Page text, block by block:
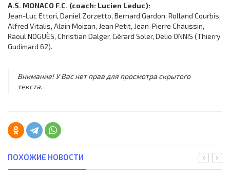
A.S. MONACO F.C. (coach: Lucien Leduc):
Jean-Luc Ettori, Daniel Zorzetto, Bernard Gardon, Rolland Courbis,
Alfred Vitalis, Alain Moizan, Jean Petit, Jean-Pierre Chaussin,
Raoul NOGUÈS, Christian Dalger, Gérard Soler, Delio ONNIS (Thierry
Gudimard 62).
Внимание! У Вас нет прав для просмотра скрытого
текста.
ПОХОЖИЕ НОВОСТИ